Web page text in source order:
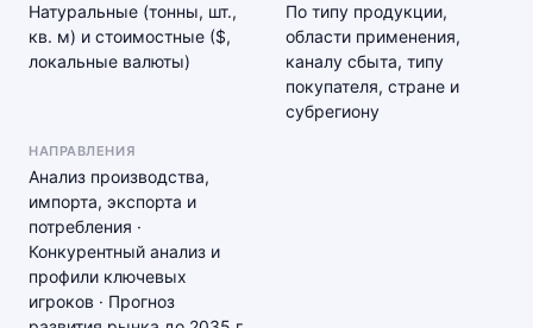
Натуральные (тонны, шт.,
кв. м) и стоимостные ($,
локальные валюты)
По типу продукции,
области применения,
каналу сбыта, типу
покупателя, стране и
субрегиону
НАПРАВЛЕНИЯ
Анализ производства,
импорта, экспорта и
потребления ·
Конкурентный анализ и
профили ключевых
игроков · Прогноз